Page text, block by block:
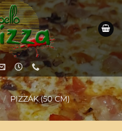
/ PIZZÁK (50 CM)